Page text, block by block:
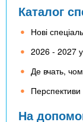
Каталог
Нові
2026 - 2027
Де вчать,
На